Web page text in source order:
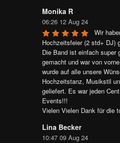
Monika R
06:26 12 Aug 24
Wir
Hochzeitsfeier (2 std+ DJ)
Die Band ist einfach super
gemacht und war von
wurde auf alle unsere
Hochzeitstanz, Musikstil
geliefert. Es war jeden
Events!!!
Vielen Vielen Dank für die
Lina Becker
10:47 09 Aug 24